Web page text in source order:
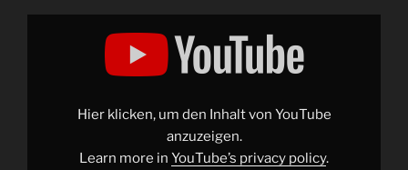
Display
publicité
Hier klicken, um den Inhalt von YouTube
anzuzeigen.
Learn more in YouTube’s privacy policy.